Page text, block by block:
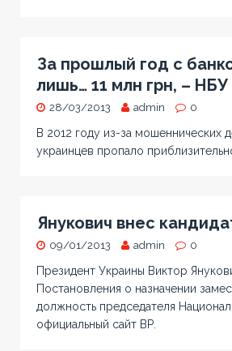
За прошлый год с
лишь… 11 млн грн, – НБУ
28/03/2013 admin 0
В 2012 году из-за мошеннических
украинцев пропало
Янукович внес
09/01/2013 admin 0
Президент Украины Виктор
Постановления о назначении
должность председателя
официальный сайт ВР.